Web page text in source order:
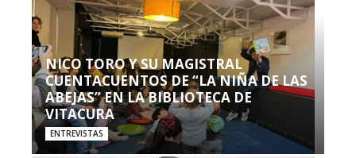
NICO TORO Y SU MAGISTRAL
CUENTACUENTOS DE “LA NIÑA DE LAS
ABEJAS” EN LA BIBLIOTECA DE
VITACURA
ENTREVISTAS